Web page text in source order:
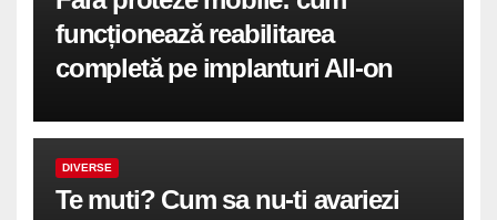
funcționează reabilitarea
completă pe implanturi All-on
DIVERSE
Te muti? Cum sa nu-ti avariezi